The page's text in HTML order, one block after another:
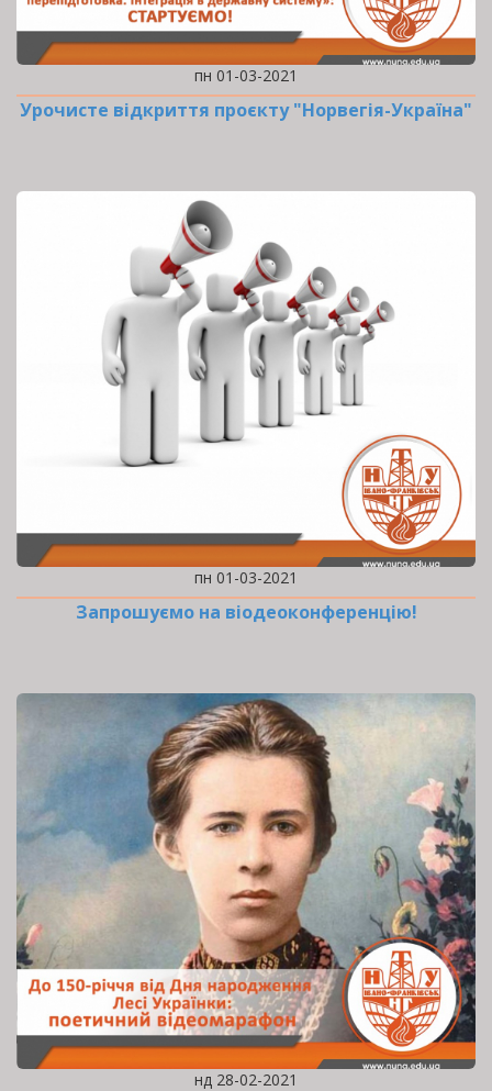
пн 01-03-2021
Урочисте відкриття проєкту "Норвегія-Україна"
пн 01-03-2021
Запрошуємо на віодеоконференцію!
нд 28-02-2021